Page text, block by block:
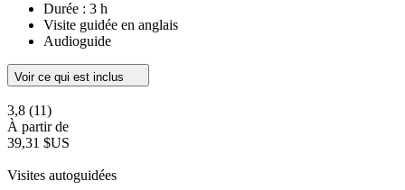
Durée : 3 h
Visite guidée en anglais
Audioguide
Voir ce qui est inclus
3,8 (11)
À partir de
39,31 $US
Visites autoguidées